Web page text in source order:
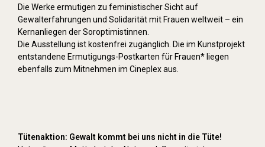
Die Werke ermutigen zu feministischer Sicht auf
Gewalterfahrungen und Solidarität mit Frauen weltweit – ein
Kernanliegen der Soroptimistinnen.
Die Ausstellung ist kostenfrei zugänglich. Die im Kunstprojekt
entstandene Ermutigungs-Postkarten für Frauen* liegen
ebenfalls zum Mitnehmen im Cineplex aus.
Tütenaktion: Gewalt kommt bei uns nicht in die Tüte!